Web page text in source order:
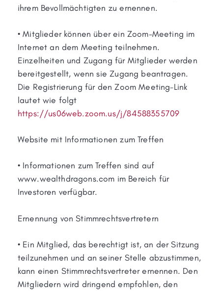
ihrem Bevollmächtigten zu ernennen.
• Mitglieder können über ein Zoom-Meeting im
Internet an dem Meeting teilnehmen.
Einzelheiten und Zugang für Mitglieder werden
bereitgestellt, wenn sie Zugang beantragen.
Die Registrierung für den Zoom Meeting-Link
lautet wie folgt
https://us06web.zoom.us/j/84588355709
Website mit Informationen zum Treffen
• Informationen zum Treffen sind auf
www.wealthdragons.com im Bereich für
Investoren verfügbar.
Ernennung von Stimmrechtsvertretern
• Ein Mitglied, das berechtigt ist, an der Sitzung
teilzunehmen und an seiner Stelle abzustimmen,
kann einen Stimmrechtsvertreter ernennen. Den
Mitgliedern wird dringend empfohlen, den